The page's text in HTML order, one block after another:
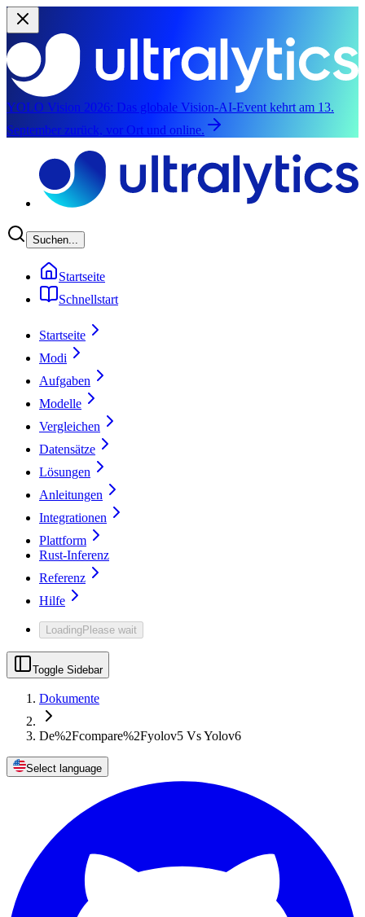
YOLO Vision 2026: Das globale Vision-AI-Event kehrt am 13.
September zurück, vor Ort und online.
Suchen...
Startseite
Schnellstart
Startseite
Modi
Aufgaben
Modelle
Vergleichen
Datensätze
Lösungen
Anleitungen
Integrationen
Plattform
Rust-Inferenz
Referenz
Hilfe
LoadingPlease wait
Toggle Sidebar
Dokumente
De%2Fcompare%2Fyolov5 Vs Yolov6
Select language